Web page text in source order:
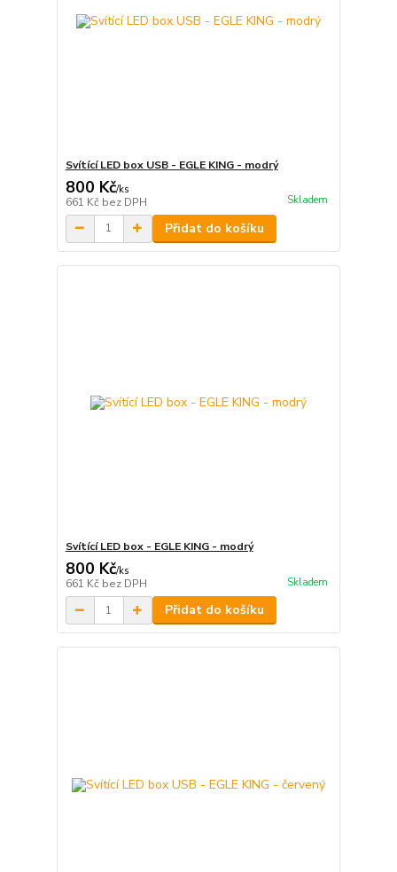
Svítící LED box USB - EGLE KING - modrý
800 Kč/ks
661 Kč bez DPH Skladem
Přidat do košíku
Svítící LED box - EGLE KING - modrý
800 Kč/ks
661 Kč bez DPH Skladem
Přidat do košíku